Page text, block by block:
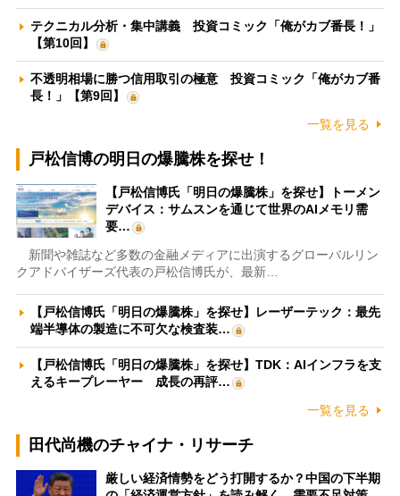
テクニカル分析・集中講義 投資コミック「俺がカブ番長！」
【第10回】
不透明相場に勝つ信用取引の極意 投資コミック「俺がカブ番
長！」【第9回】
一覧を見る
戸松信博の明日の爆騰株を探せ！
【戸松信博氏「明日の爆騰株」を探せ】トーメン
デバイス：サムスンを通じて世界のAIメモリ需
要…
新聞や雑誌など多数の金融メディアに出演するグローバルリン
クアドバイザーズ代表の戸松信博氏が、最新…
【戸松信博氏「明日の爆騰株」を探せ】レーザーテック：最先
端半導体の製造に不可欠な検査装…
【戸松信博氏「明日の爆騰株」を探せ】TDK：AIインフラを支
えるキープレーヤー 成長の再評…
一覧を見る
田代尚機のチャイナ・リサーチ
厳しい経済情勢をどう打開するか？中国の下半期